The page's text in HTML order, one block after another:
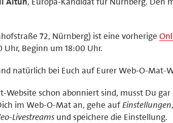
72, Nürnberg) ist eine vorherige
Uhr, Beginn um 18:00 Uhr.
natürlich bei Euch auf Eurer Web-O-Mat-
schon abonniert sind, musst Du
im Web-O-Mat an, gehe aufEinstellungen
Livestreams und speichere die Einstellung.